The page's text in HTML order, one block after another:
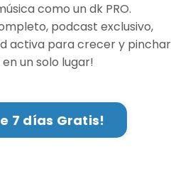
como un dk PRO.
podcast exclusivo,
activa para crecer y pinchar
un solo lugar!
7 días Gratis!